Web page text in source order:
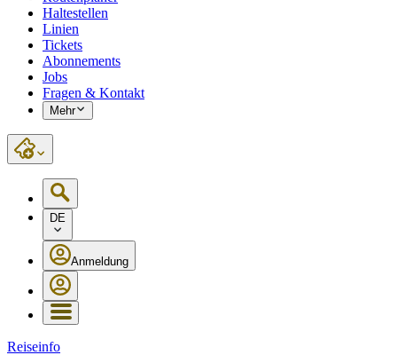
Haltestellen
Linien
Tickets
Abonnements
Jobs
Fragen & Kontakt
Mehr
DE
Anmeldung
Reiseinfo